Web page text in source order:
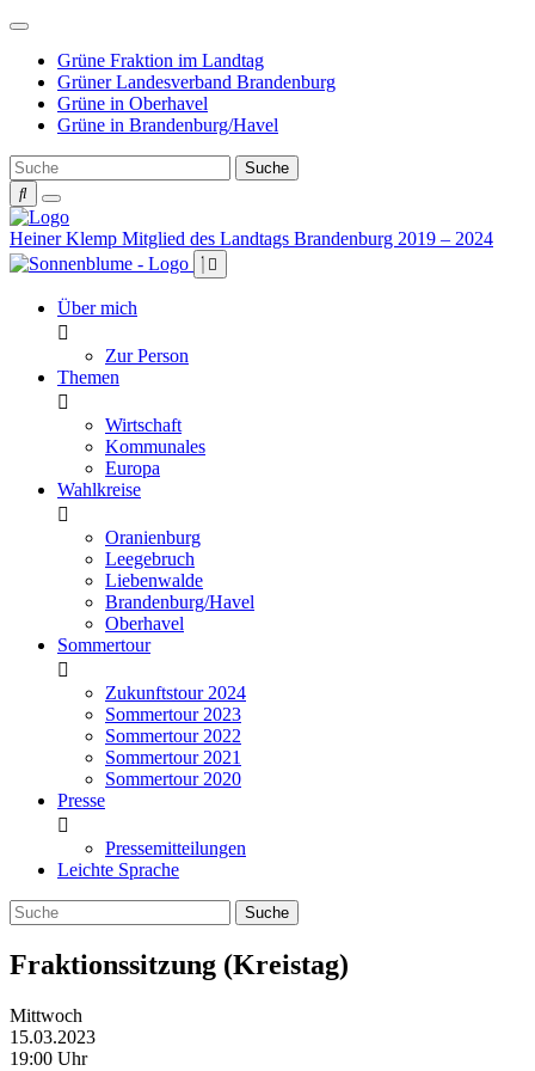
Weiter
Inhalt
Grüne Fraktion im Landtag
Grüner Landesverband Brandenburg
Grüne in Oberhavel
Grüne in Brandenburg/Havel
Heiner Klemp Mitglied des Landtags Brandenburg 2019 – 2024
Über mich
Zur Person
Themen
Wirtschaft
Kommunales
Europa
Wahlkreise
Oranienburg
Leegebruch
Liebenwalde
Brandenburg/Havel
Oberhavel
Sommertour
Zukunftstour 2024
Sommertour 2023
Sommertour 2022
Sommertour 2021
Sommertour 2020
Presse
Pressemitteilungen
Leichte Sprache
Fraktionssitzung (Kreistag)
Mittwoch
15.03.2023
19:00 Uhr